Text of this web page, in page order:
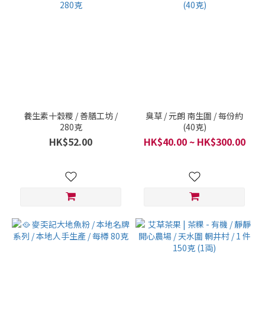
養生素十穀糭 / 善膳工坊 /
280克
HK$52.00
臭草 / 元朗 南生圍 / 每份約
(40克)
HK$40.00 ~ HK$300.00